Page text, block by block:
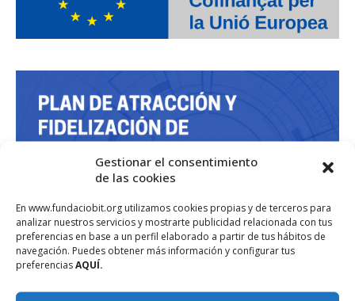
Gestionar el consentimiento
de las cookies
En www.fundaciobit.org utilizamos cookies propias y de terceros para
analizar nuestros servicios y mostrarte publicidad relacionada con tus
preferencias en base a un perfil elaborado a partir de tus hábitos de
navegación. Puedes obtener más información y configurar tus
preferenciasAQUÍ.